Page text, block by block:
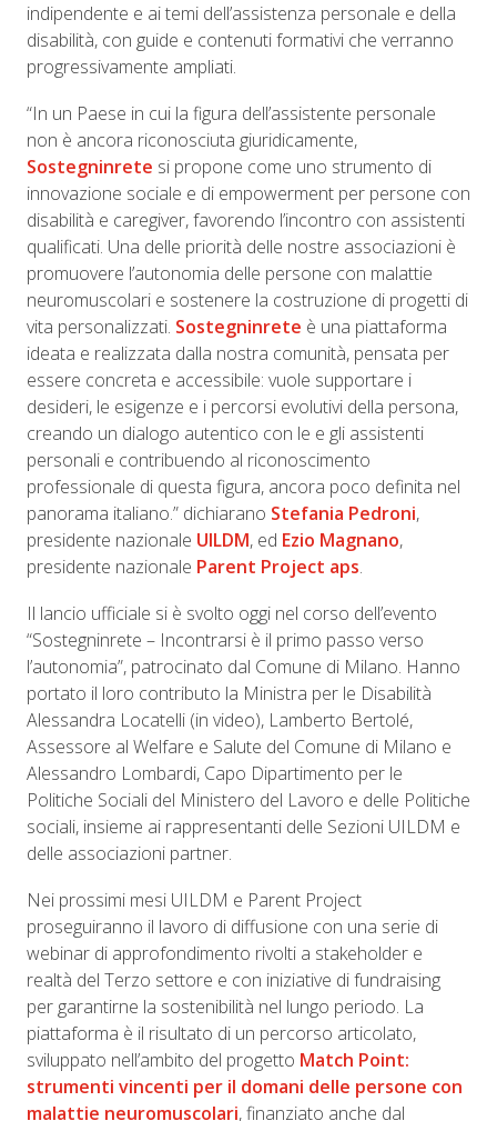
indipendente e ai temi dell’assistenza personale e della
disabilità, con guide e contenuti formativi che verranno
progressivamente ampliati.
“In un Paese in cui la figura dell’assistente personale
non è ancora riconosciuta giuridicamente,
Sostegninrete si propone come uno strumento di
innovazione sociale e di empowerment per persone con
disabilità e caregiver, favorendo l’incontro con assistenti
qualificati. Una delle priorità delle nostre associazioni è
promuovere l’autonomia delle persone con malattie
neuromuscolari e sostenere la costruzione di progetti di
vita personalizzati. Sostegninrete è una piattaforma
ideata e realizzata dalla nostra comunità, pensata per
essere concreta e accessibile: vuole supportare i
desideri, le esigenze e i percorsi evolutivi della persona,
creando un dialogo autentico con le e gli assistenti
personali e contribuendo al riconoscimento
professionale di questa figura, ancora poco definita nel
panorama italiano.” dichiarano Stefania Pedroni,
presidente nazionale UILDM, ed Ezio Magnano,
presidente nazionale Parent Project aps.
Il lancio ufficiale si è svolto oggi nel corso dell’evento
“Sostegninrete – Incontrarsi è il primo passo verso
l’autonomia”, patrocinato dal Comune di Milano. Hanno
portato il loro contributo la Ministra per le Disabilità
Alessandra Locatelli (in video), Lamberto Bertolé,
Assessore al Welfare e Salute del Comune di Milano e
Alessandro Lombardi, Capo Dipartimento per le
Politiche Sociali del Ministero del Lavoro e delle Politiche
sociali, insieme ai rappresentanti delle Sezioni UILDM e
delle associazioni partner.
Nei prossimi mesi UILDM e Parent Project
proseguiranno il lavoro di diffusione con una serie di
webinar di approfondimento rivolti a stakeholder e
realtà del Terzo settore e con iniziative di fundraising
per garantirne la sostenibilità nel lungo periodo. La
piattaforma è il risultato di un percorso articolato,
sviluppato nell’ambito del progetto Match Point:
strumenti vincenti per il domani delle persone con
malattie neuromuscolari, finanziato anche dal